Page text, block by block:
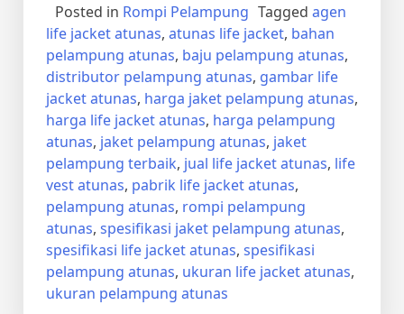
Posted in Rompi Pelampung Tagged agen
life jacket atunas, atunas life jacket, bahan
pelampung atunas, baju pelampung atunas,
distributor pelampung atunas, gambar life
jacket atunas, harga jaket pelampung atunas,
harga life jacket atunas, harga pelampung
atunas, jaket pelampung atunas, jaket
pelampung terbaik, jual life jacket atunas, life
vest atunas, pabrik life jacket atunas,
pelampung atunas, rompi pelampung
atunas, spesifikasi jaket pelampung atunas,
spesifikasi life jacket atunas, spesifikasi
pelampung atunas, ukuran life jacket atunas,
ukuran pelampung atunas